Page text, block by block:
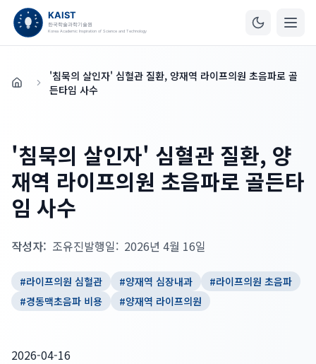
홈
'침묵의 살인자' 심혈관 질환, 양재역 라이프의원 초음파로 골
든타임 사수
'침묵의 살인자' 심혈관 질환, 양
재역 라이프의원 초음파로 골든타
임 사수
작성자: 조유진발행일: 2026년 4월 16일
#라이프의원 심혈관 #양재역 심장내과 #라이프의원 초음파
#경동맥초음파 비용 #양재역 라이프의원
2026-04-16